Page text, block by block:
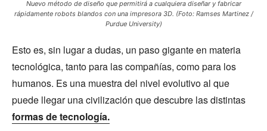
Nuevo método de diseño que permitirá a cualquiera diseñar y fabricar
rápidamente robots blandos con una impresora 3D. (Foto: Ramses Martinez /
Purdue University)
Esto es, sin lugar a dudas, un paso gigante en materia
tecnológica, tanto para las compañías, como para los
humanos. Es una muestra del nivel evolutivo al que
puede llegar una civilización que descubre las distintas
formas de tecnología.